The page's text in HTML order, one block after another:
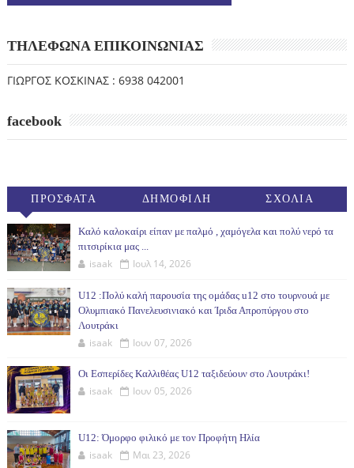
ΤΗΛΕΦΩΝΑ ΕΠΙΚΟΙΝΩΝΙΑΣ
ΓΙΩΡΓΟΣ ΚΟΣΚΙΝΑΣ : 6938 042001
facebook
ΠΡΟΣΦΑΤΑ ΔΗΜΟΦΙΛΗ ΣΧΟΛΙΑ
Καλό καλοκαίρι είπαν με παλμό , χαμόγελα και πολύ νερό τα
πιτσιρίκια μας ...
isaak Ιουλ 14, 2026
U12 :Πολύ καλή παρουσία της ομάδας u12 στο τουρνουά με
Ολυμπιακό Πανελευσινιακό και Ίριδα Απροπύργου στο
Λουτράκι
isaak Ιουν 07, 2026
Οι Εσπερίδες Καλλιθέας U12 ταξιδεύουν στο Λουτράκι!
isaak Ιουν 05, 2026
U12: Όμορφο φιλικό με τον Προφήτη Ηλία
isaak Μαι 23, 2026